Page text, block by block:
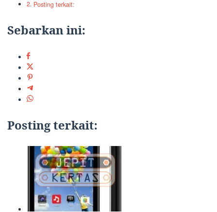
Posting terkait:
Sebarkan ini:
Posting terkait: